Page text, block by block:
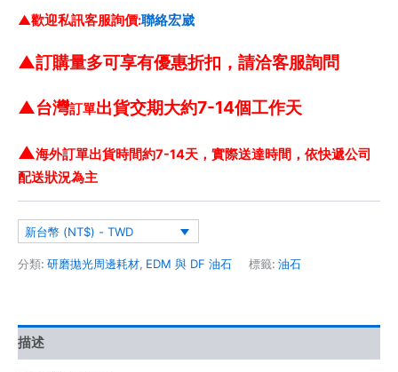
▲歡迎私訊客服詢價:聯絡宏崴
▲訂購量多可享有優惠折扣，請洽客服詢問
▲台灣訂單出貨交期大約7-14個工作天
▲海外訂單出貨時間約7-14天，實際送達時間，依快遞公司
配送狀況為主
新台幣 (NT$) - TWD
分類: 研磨拋光周邊耗材, EDM 與 DF 油石 標籤: 油石
描述